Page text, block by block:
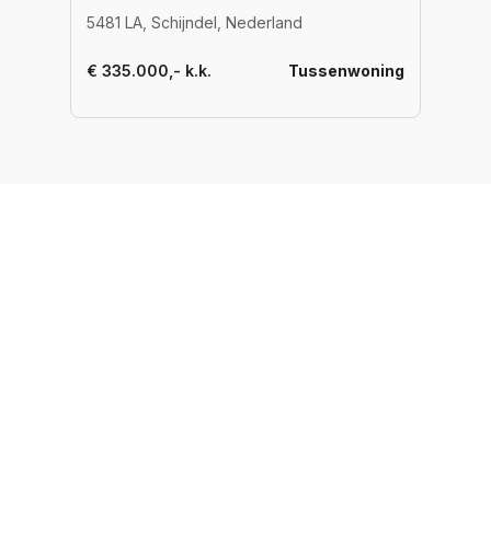
5481 LA, Schijndel, Nederland
€ 335.000,- k.k. Tussenwoning